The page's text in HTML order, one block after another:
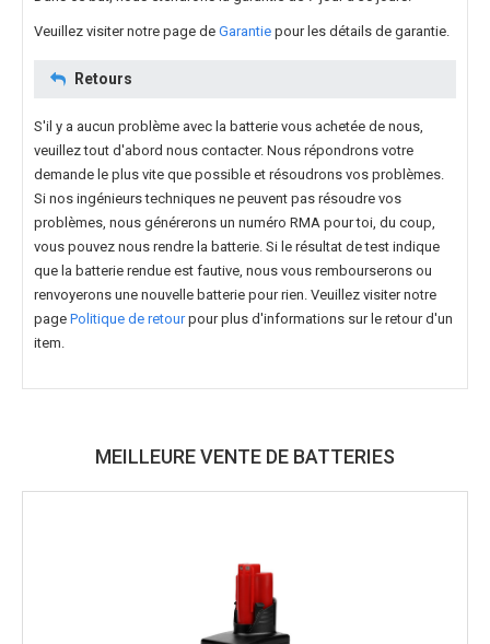
Veuillez visiter notre page de Garantie pour les détails de garantie.
Retours
S'il y a aucun problème avec la batterie vous achetée de nous,
veuillez tout d'abord nous contacter. Nous répondrons votre
demande le plus vite que possible et résoudrons vos problèmes.
Si nos ingénieurs techniques ne peuvent pas résoudre vos
problèmes, nous générerons un numéro RMA pour toi, du coup,
vous pouvez nous rendre la batterie. Si le résultat de test indique
que la batterie rendue est fautive, nous vous rembourserons ou
renvoyerons une nouvelle batterie pour rien. Veuillez visiter notre
page Politique de retourpour plus d'informations sur le retour d'un
item.
MEILLEURE VENTE DE BATTERIES